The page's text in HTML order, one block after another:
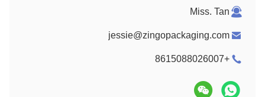
Miss. Tan
jessie@zingopackaging.com
+8615088026007